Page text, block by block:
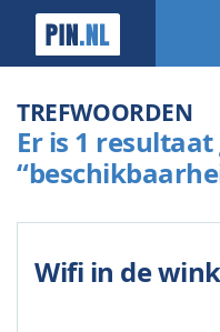
TREFWOORDEN
Er is 1
Wifi in de